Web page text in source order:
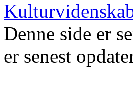
Denne side er
er senest